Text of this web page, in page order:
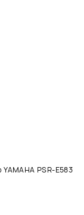
PSR-E583